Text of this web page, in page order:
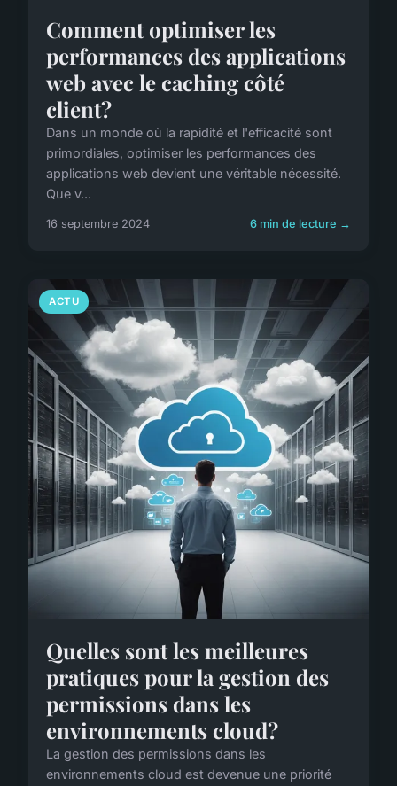
Comment optimiser les
performances des applications
web avec le caching côté
client?
Dans un monde où la rapidité et l'efficacité sont
primordiales, optimiser les performances des
applications web devient une véritable nécessité.
Que v...
16 septembre 2024 6 min de lecture →
ACTU
Quelles sont les meilleures
pratiques pour la gestion des
permissions dans les
environnements cloud?
La gestion des permissions dans les
environnements cloud est devenue une priorité